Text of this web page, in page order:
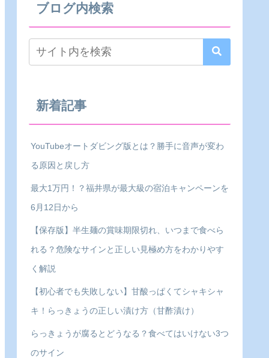
ブログ内検索
新着記事
YouTubeオートダビング版とは？勝手に音声が変わ
る原因と戻し方
最大1万円！？福井県が最大級の宿泊キャンペーンを
6月12日から
【保存版】半生麺の賞味期限切れ、いつまで食べら
れる？危険なサインと正しい見極め方をわかりやす
く解説
【初心者でも失敗しない】甘酸っぱくてシャキシャ
キ！らっきょうの正しい漬け方（甘酢漬け）
らっきょうが腐るとどうなる？食べてはいけない3つ
のサイン